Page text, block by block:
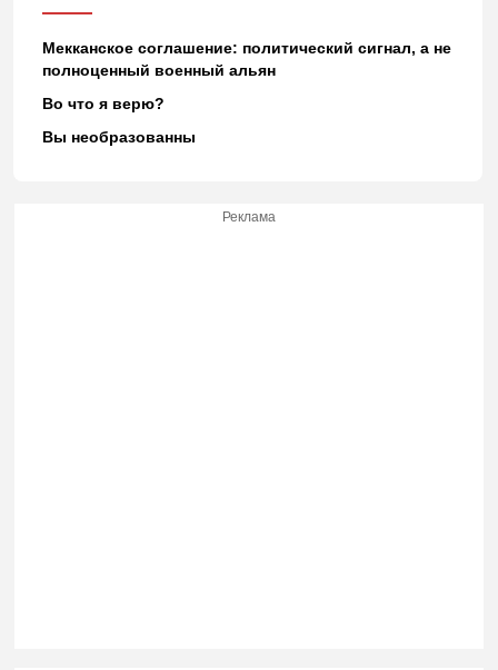
Мекканское соглашение: политический сигнал, а не
полноценный военный альян
Во что я верю?
Вы необразованны
Реклама